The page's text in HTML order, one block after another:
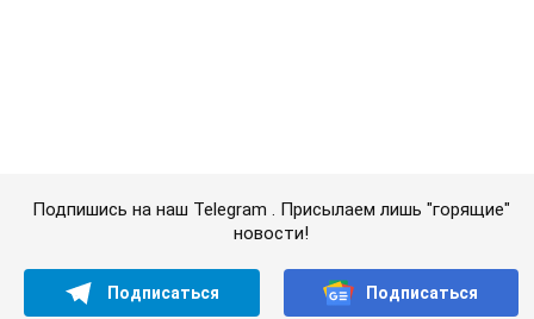
Подпишись на наш Telegram . Присылаем лишь "горящие"
новости!
Подписаться Подписаться